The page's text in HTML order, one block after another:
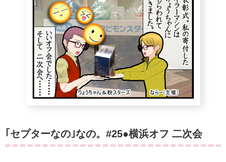
｢セプターなの｣なの。#25●横浜オフ 二次会